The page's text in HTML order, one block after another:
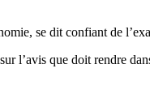
se dit confiant de
l’avis que doit rendre